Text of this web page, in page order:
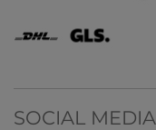
SOCIAL MEDIA